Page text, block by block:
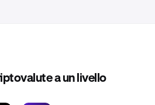
a un livello